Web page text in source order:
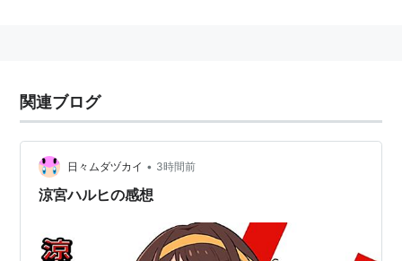
た。当初は作中の時系列順に整理しての再放送と告
知されたが、新作エピソード（「笹の葉ラプソデ
ィ」「エンドレスエイト」「涼宮ハルヒの溜息」
等）14話が追加され全28話となった。
2010年2月、劇場版アニメーション映画『
2009年2月〜5月、スピンオフ『涼宮ハルヒちゃんの
関連ブログ
日々ムダヅカイ • 3時間前
涼宮ハルヒの感想